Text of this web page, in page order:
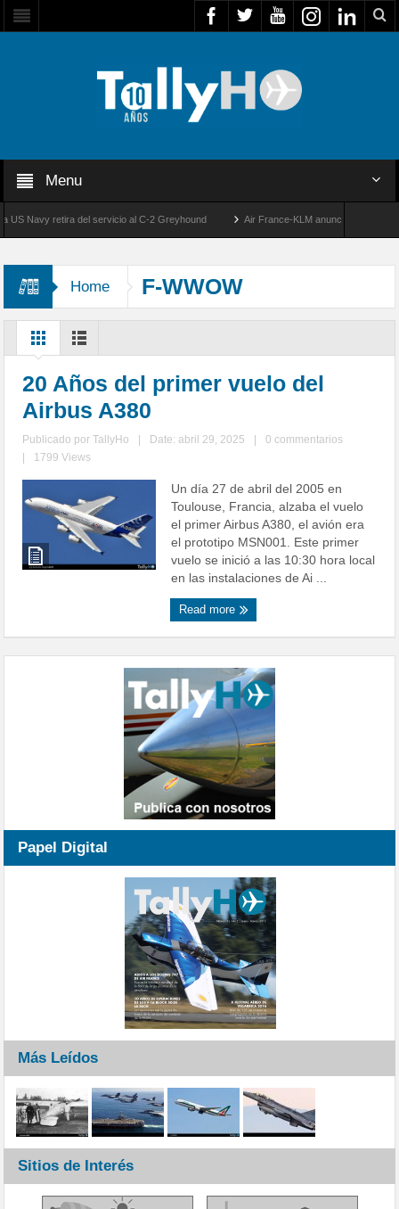
Menu
retira del servicio al C-2 Greyhound Air France-KLM anuncia a Guilhem
Home F-WWOW
20 Años del primer vuelo del
Airbus A380
Publicado porTallyHo Date: abril 29, 2025
0 commentarios
1799 Views
Un día 27 de abril del 2005 en
Toulouse, Francia, alzaba el vuelo
el primer Airbus A380, el avión era
el prototipo MSN001. Este primer
vuelo se inició a las 10:30 hora local
en las instalaciones de Ai ...
Read more
Papel Digital
Más Leídos
Sitios de Interés